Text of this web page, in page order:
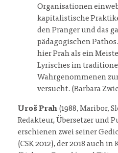
Organisationen
kapitalistische
den Pranger und das
pädagogischen
hier Prah als ein
Lyrisches im
Wahrgenommenen
versucht. (Barbara
Uroš Prah (1988, Maribor,
Redakteur, Übersetzer und
erschienen zwei seiner
(CSK 2012), der 2018 auch